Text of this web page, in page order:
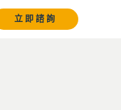
立即諮詢